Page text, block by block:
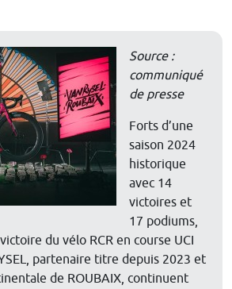
Source :
communiqué
de presse
Forts d’une
saison 2024
historique
avec 14
victoires et
17 podiums,
du vélo RCR en course UCI
partenaire titre depuis 2023 et
de ROUBAIX, continuent